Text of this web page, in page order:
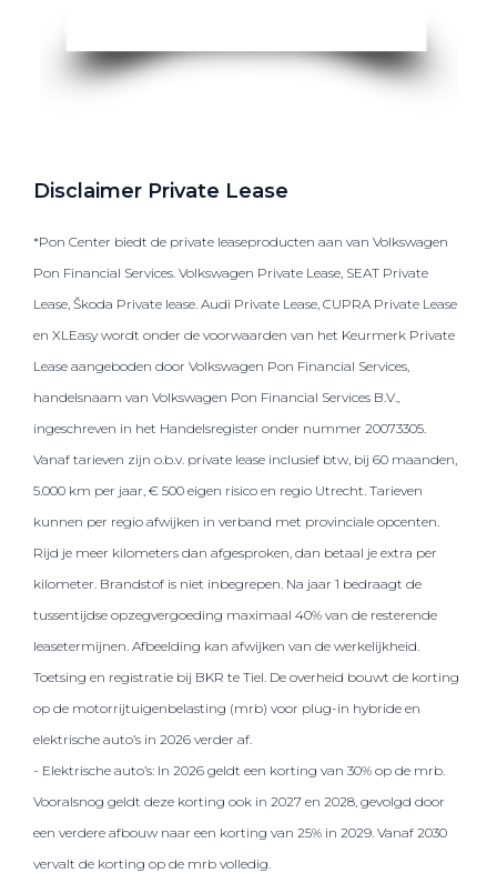
Disclaimer Private Lease
*Pon Center biedt de private leaseproducten aan van Volkswagen
Pon Financial Services. Volkswagen Private Lease, SEAT Private
Lease, Škoda Private lease. Audi Private Lease, CUPRA Private Lease
en XLEasy wordt onder de voorwaarden van het Keurmerk Private
Lease aangeboden door Volkswagen Pon Financial Services,
handelsnaam van Volkswagen Pon Financial Services B.V.,
ingeschreven in het Handelsregister onder nummer 20073305.
Vanaf tarieven zijn o.b.v. private lease inclusief btw, bij 60 maanden,
5.000 km per jaar, € 500 eigen risico en regio Utrecht. Tarieven
kunnen per regio afwijken in verband met provinciale opcenten.
Rijd je meer kilometers dan afgesproken, dan betaal je extra per
kilometer. Brandstof is niet inbegrepen. Na jaar 1 bedraagt de
tussentijdse opzegvergoeding maximaal 40% van de resterende
leasetermijnen. Afbeelding kan afwijken van de werkelijkheid.
Toetsing en registratie bij BKR te Tiel. De overheid bouwt de korting
op de motorrijtuigenbelasting (mrb) voor plug-in hybride en
elektrische auto’s in 2026 verder af.
- Elektrische auto’s: In 2026 geldt een korting van 30% op de mrb.
Vooralsnog geldt deze korting ook in 2027 en 2028, gevolgd door
een verdere afbouw naar een korting van 25% in 2029. Vanaf 2030
vervalt de korting op de mrb volledig.